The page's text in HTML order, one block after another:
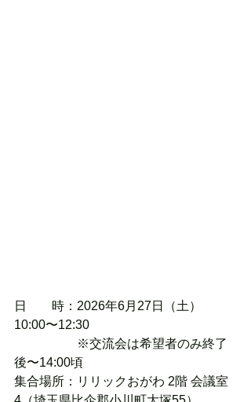
日　　時：2026年6月27日（土）
10:00〜12:30
※交流会は希望者のみ終了
後〜14:00頃
集合場所：リリックおがわ 2階 会議室